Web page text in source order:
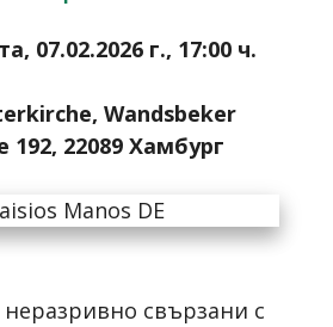
07.02.2026 г., 17:00 ч.
Wandsbeker
192, 22089 Хамбург
неразривно свързани с